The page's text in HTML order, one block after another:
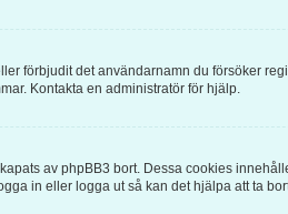
förbjudit det användarnamn du försöker
Kontakta en administratör för hjälp.
av phpBB3 bort. Dessa cookies
in eller logga ut så kan det hjälpa att ta